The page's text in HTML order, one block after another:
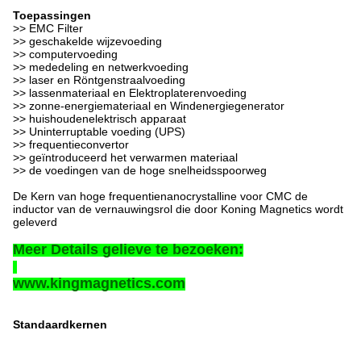
Toepassingen
>> EMC Filter
>> geschakelde wijzevoeding
>> computervoeding
>> mededeling en netwerkvoeding
>> laser en Röntgenstraalvoeding
>> lassenmateriaal en Elektroplaterenvoeding
>> zonne-energiemateriaal en Windenergiegenerator
>> huishoudenelektrisch apparaat
>> Uninterruptable voeding (UPS)
>> frequentieconvertor
>> geïntroduceerd het verwarmen materiaal
>> de voedingen van de hoge snelheidsspoorweg
De Kern van hoge frequentienanocrystalline voor CMC de
inductor van de vernauwingsrol die door Koning Magnetics wordt
geleverd
Meer Details gelieve te bezoeken:
www.kingmagnetics.com
Standaardkernen